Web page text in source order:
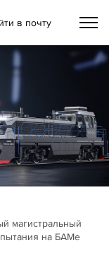
в почту
магистральный
на БАМе